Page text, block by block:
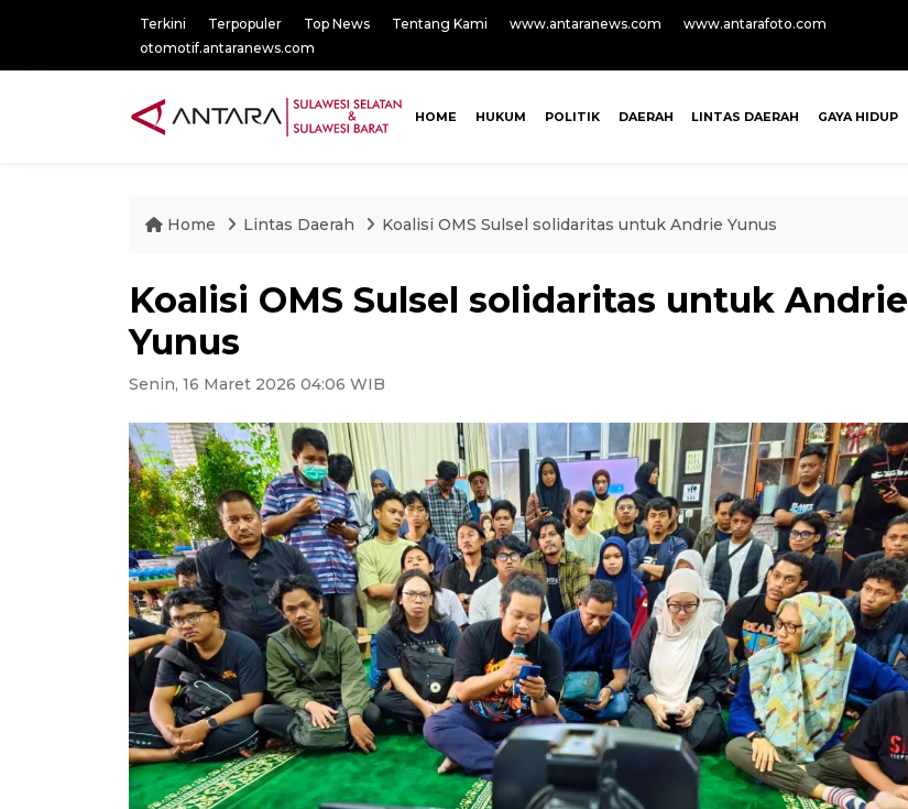
Terkini Terpopuler Top News Tentang Kami www.antaranews.com
www.antarafoto.com
otomotif.antaranews.com
HOME HUKUM POLITIK DAERAH LINTAS DAERAH GAYA HIDUP
Home Lintas Daerah Koalisi OMS Sulsel solidaritas untuk Andrie Yunus
Koalisi OMS Sulsel solidaritas untuk Andrie
Yunus
Senin, 16 Maret 2026 04:06 WIB